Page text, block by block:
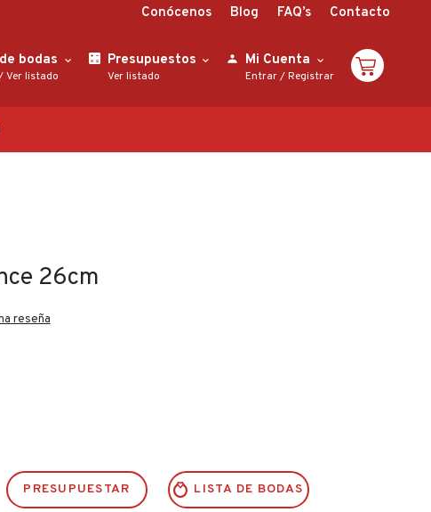
Conócenos Blog FAQ’s Contacto
bodas
Ver listado
Presupuestos
Ver listado
Mi Cuenta
Entrar/Registrar
26cm
reseña
PRESUPUESTAR LISTA DE BODAS